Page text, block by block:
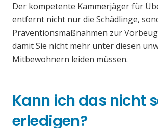
Der kompetente Kammerjäger für
entfernt nicht nur die Schädlinge,
Präventionsmaßnahmen zur
damit Sie nicht mehr unter diesen
Mitbewohnern leiden müssen.
Kann ich das nicht
erledigen?